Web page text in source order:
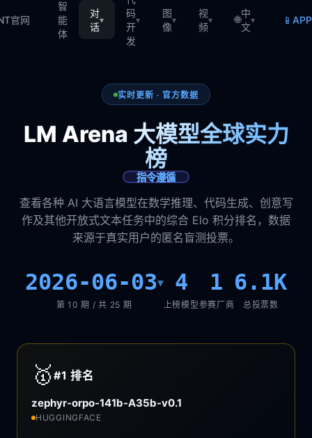
官网
智
能
体
对
话
▾
码
开
发
▾
图
像
▾
视
频
▾ 🌐
中
文
▾ 📱
实时更新 · 官方数据
LM Arena 大模型全球实力
榜
指令遵循
查看各种 AI 大语言模型在数学推理、代码生成、创意写
作及其他开放式文本任务中的综合 Elo 积分排名，数据
来源于真实用户的匿名盲测投票。
2026-06-03▾
第 10 期 / 共 25 期
4
上榜模型
1
参赛厂商
6.1K
总投票数
🥇 #1排名
zephyr-orpo-141b-A35b-v0.1
HUGGINGFACE